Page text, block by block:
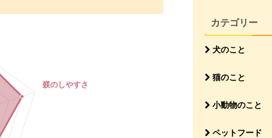
カテゴリー
犬のこと
猫のこと
小動物のこと
ペットフード